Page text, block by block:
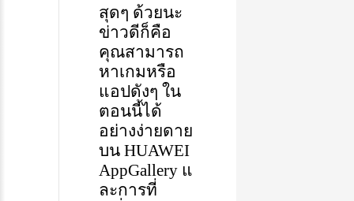
สุดๆ ด้วยนะ
ข่าวดีก็คือ
คุณสามารถ
หาเกมหรือ
แอปดังๆ ใน
ตอนนี้ได้
อย่างง่ายดาย
บน HUAWEI
AppGallery แ
ละการที่